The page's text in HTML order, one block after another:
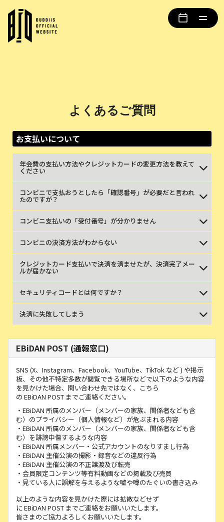
よくあるご質問
お支払いについて
年会費の支払い方法やクレジットカードの変更方法を教えて
ください
コンビニで支払おうとしたら「確認番号」が必要だと言われ
たのですが？
コンビニ支払いの「受付番号」が分かりません
コンビニの決済方法がわからない
クレジットカード支払いで決済を済ませたが、決済完了メー
ルが届かない
セキュリティコードとは何ですか？
決済に失敗してしまう
EBiDAN POST (通報窓口)
SNS (X、Instagram、Facebook、YouTube、TikTok など ) や掲示
板、その他不特定多数が閲覧できる場所などで以下のような内容
を見かけた場合、問い合わせ先ではなく、こちら
の EBiDAN POST までご連絡ください。
・EBiDAN 所属のメンバー（メンバーの家族、関係者なども含
む）のプライバシー（個人情報など）が危ぶまれる内容
・EBiDAN 所属のメンバー（メンバーの家族、関係者なども含
む）を誹謗中傷するような内容
・EBiDAN 所属メンバー・公式アカウントのなりすまし行為
・EBiDAN 主催公演の撮影・録音などの違反行為
・EBiDAN 主催公演の不正譲渡及び転売
・会員限定コンテンツ等有料動画などの掲載及び売買
・見ている人に誤解を与えるような嘘や噂のたぐいの書き込み
以上のような内容を見かけた際には拡散などせず
に EBiDAN POST までご連絡をお願いいたします。
皆さまのご協力よろしくお願いいたします。